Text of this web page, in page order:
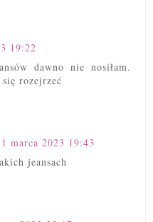
19:22
dawno nie nosiłam.
rozejrzeć
marca 2023 19:43
jeansach